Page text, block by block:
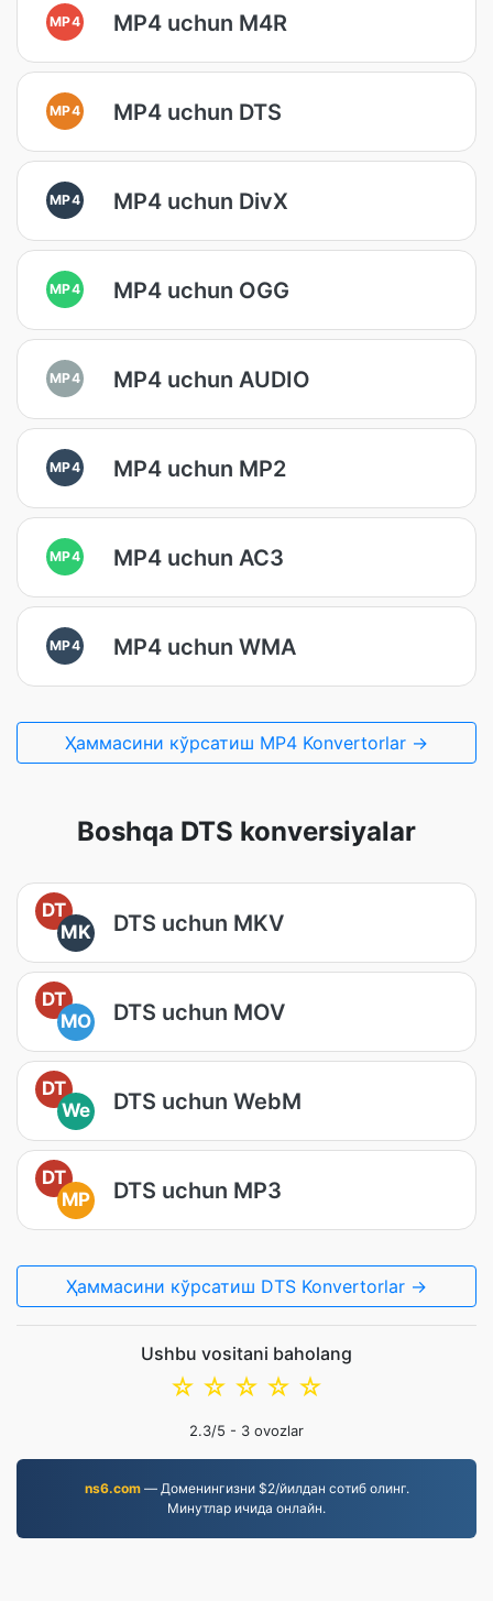
MP4 MP4 uchun M4R
MP4 MP4 uchun DTS
MP4 MP4 uchun DivX
MP4 MP4 uchun OGG
MP4 MP4 uchun AUDIO
MP4 MP4 uchun MP2
MP4 MP4 uchun AC3
MP4 MP4 uchun WMA
Ҳаммасини кўрсатиш MP4 Konvertorlar →
Boshqa DTS konversiyalar
DT
MK
DTS uchun MKV
DT
MO
DTS uchun MOV
DT
We
DTS uchun WebM
DT
MP
DTS uchun MP3
Ҳаммасини кўрсатиш DTS Konvertorlar →
Ushbu vositani baholang
☆
☆
☆
☆
☆
2.3/5 - 3 ovozlar
ns6.com— Доменингизни $2/йилдан сотиб олинг.
Минутлар ичида онлайн.